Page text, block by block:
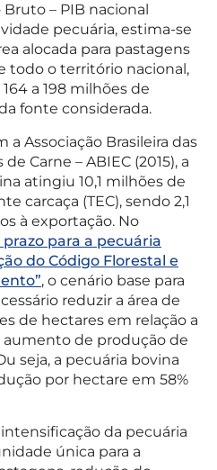
– PIB nacional
pecuária, estima-se
alocada para pastagens
todo o território nacional,
a 198 milhões de
fonte considerada.
a Associação Brasileira das
Carne – ABIEC (2015), a
atingiu 10,1 milhões de
carcaça (TEC), sendo 2,1
à exportação. No
prazo para a pecuária
do Código Florestal e
, o cenário base para
reduzir a área de
de hectares em relação a
aumento de produção de
seja, a pecuária bovina
por hectare em 58%
da pecuária
única para a